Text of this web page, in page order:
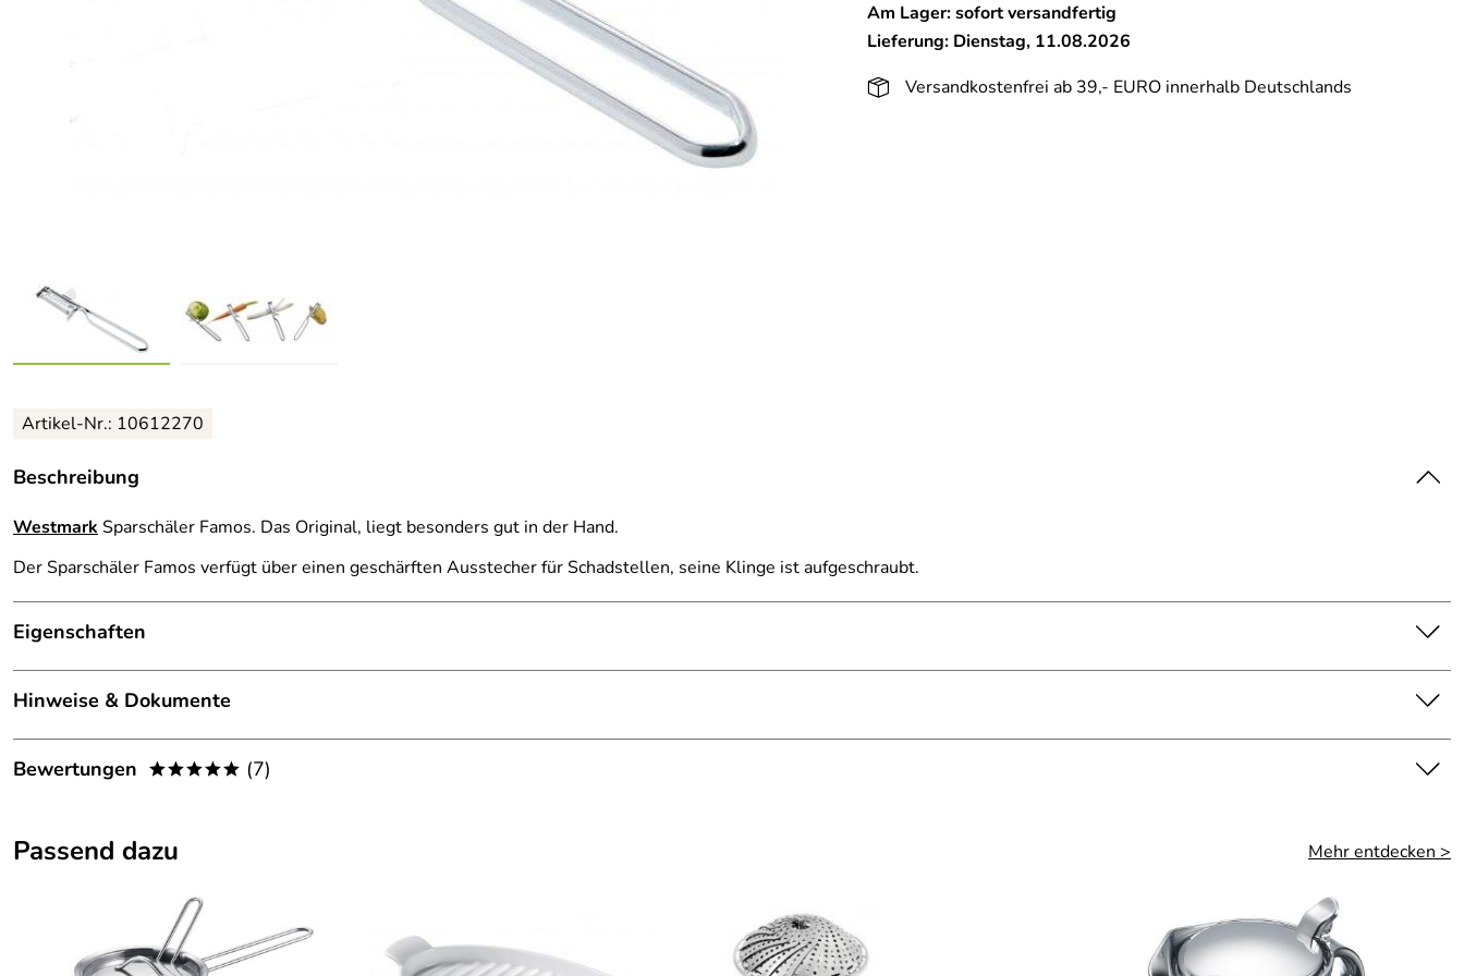
Am Lager: sofort versandfertig
Lieferung: Dienstag, 11.08.2026
Versandkostenfrei ab 39,- EURO innerhalb Deutschlands
Artikel-Nr.: 10612270
Beschreibung
Westmark Sparschäler Famos. Das Original, liegt besonders gut in der Hand.
Der Sparschäler Famos verfügt über einen geschärften Ausstecher für Schadstellen, seine Klinge ist aufgeschraubt.
Eigenschaften
Maße:
155 x 35 x 10 mm
Hinweise & Dokumente
Dokumente zum Download:
Bewertungen ***** (7)
5
Passend dazu Mehr entdecken >